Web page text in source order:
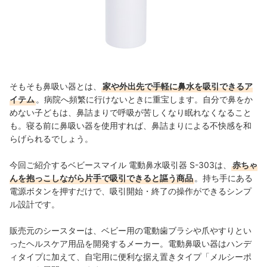
そもそも鼻吸い器とは、
家や外出先で手軽に鼻水を吸引できるア
イテム 。病院へ頻繁に行けないときに重宝します。自分で鼻をか
めない子どもは、鼻詰まりで呼吸が苦しくなり眠れなくなること
も。寝る前に鼻吸い器を使用すれば、鼻詰まりによる不快感を和
らげられるでしょう。
今回ご紹介するベビースマイル 電動鼻水吸引器 S-303は、
赤ちゃ
んを抱っこしながら片手で吸引できると謳う商品 。持ち手にある
電源ボタンを押すだけで、吸引開始・終了の操作ができるシンプ
ル設計です。
販売元のシースターは、ベビー用の電動歯ブラシや爪やすりとい
ったヘルスケア用品を開発するメーカー。電動鼻吸い器はハンデ
ィタイプに加えて、自宅用に便利な据え置きタイプ「メルシーポ